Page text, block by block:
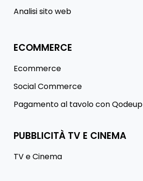
Analisi sito web
ECOMMERCE
Ecommerce
Social Commerce
Pagamento al tavolo con Qodeup
PUBBLICITÀ TV E CINEMA
TV e Cinema